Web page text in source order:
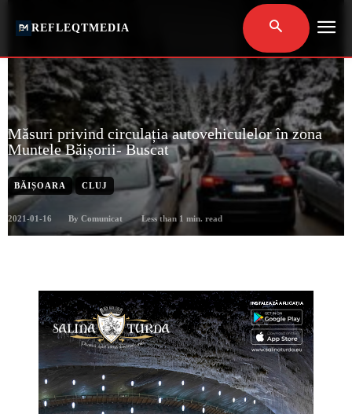
REFLEQTMEDIA
Măsuri privind circulația autovehiculelor în zona
Muntele Băișorii- Buscat
BĂIȘOARA CLUJ
2021-01-16 By Comunicat Less than 1 min. read